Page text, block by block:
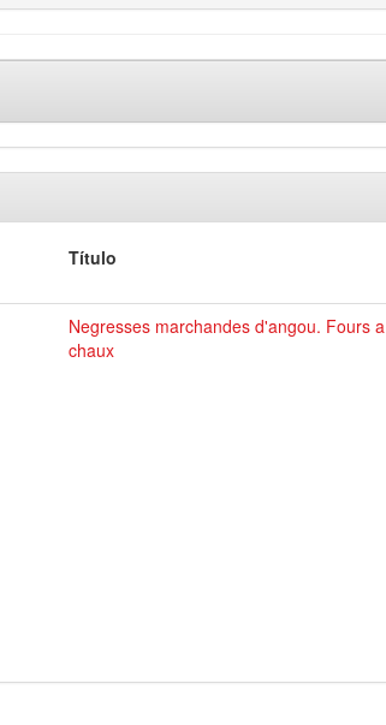
Título
Negresses marchandes d'angou. Fours a
chaux